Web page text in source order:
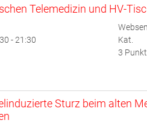
Telemedizin und HV-
- 21:30
Kat.
3
Sturz beim alten